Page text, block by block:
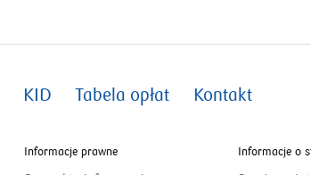
KID Tabela opłat Kontakt
Informacje prawne Informacje o